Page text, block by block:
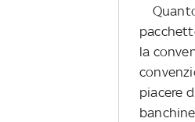
la
piacere